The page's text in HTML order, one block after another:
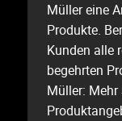
Müller eine
Produkte.
Kunden alle
begehrten
Müller: